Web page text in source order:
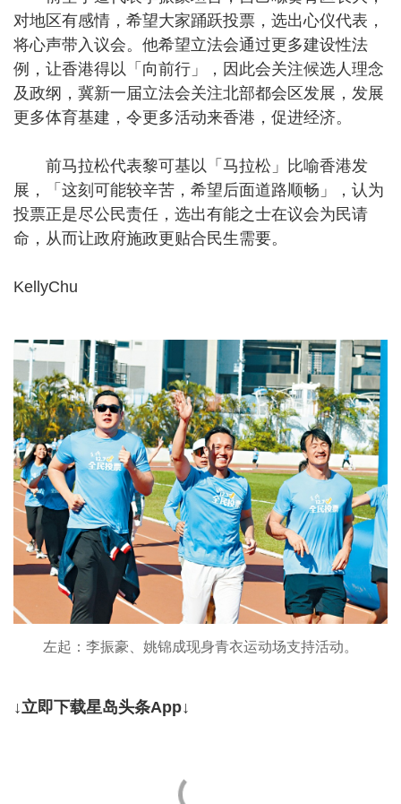
对地区有感情，希望大家踊跃投票，选出心仪代表，
将心声带入议会。他希望立法会通过更多建设性法
例，让香港得以「向前行」，因此会关注候选人理念
及政纲，冀新一届立法会关注北部都会区发展，发展
更多体育基建，令更多活动来香港，促进经济。
前马拉松代表黎可基以「马拉松」比喻香港发
展，「这刻可能较辛苦，希望后面道路顺畅」，认为
投票正是尽公民责任，选出有能之士在议会为民请
命，从而让政府施政更贴合民生需要。
KellyChu
左起：李振豪、姚锦成现身青衣运动场支持活动。
↓立即下载星岛头条App↓